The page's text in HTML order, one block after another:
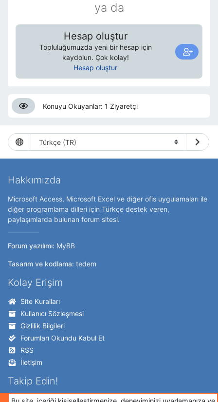
ya da
Hesap oluştur
Topluluğumuzda yeni bir hesap için
kaydolun. Çok kolay!
Hesap oluştur
Konuyu Okuyanlar: 1 Ziyaretçi
Hakkımızda
Microsoft Access, Microsoft Excel ve diğer ofis uygulamaları ile
diğer programlama dilleri için Türkçe destek veren,
paylaşımlarda bulunan forum sitesi.
Forum yazılımı: MyBB
Tasarım ve kodlama: tedem
Kolay Erişim
Site Kuralları
Kullanıcı Sözleşmesi
Gizlilik Bilgileri
Forumları Okundu Kabul Et
RSS
İletişim
Takip Edin!
Twitter